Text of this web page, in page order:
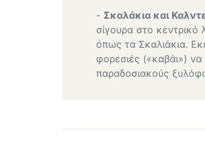
- Σκαλάκια και
σίγουρα στο κεντρικό
όπως τα Σκαλιάκια.
φορεσιές («καβάι»)
παραδοσιακούς